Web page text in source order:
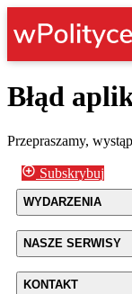
Błąd
Przepraszamy,
Subskrybuj
WYDARZENIA
NASZE SERWISY
KONTAKT